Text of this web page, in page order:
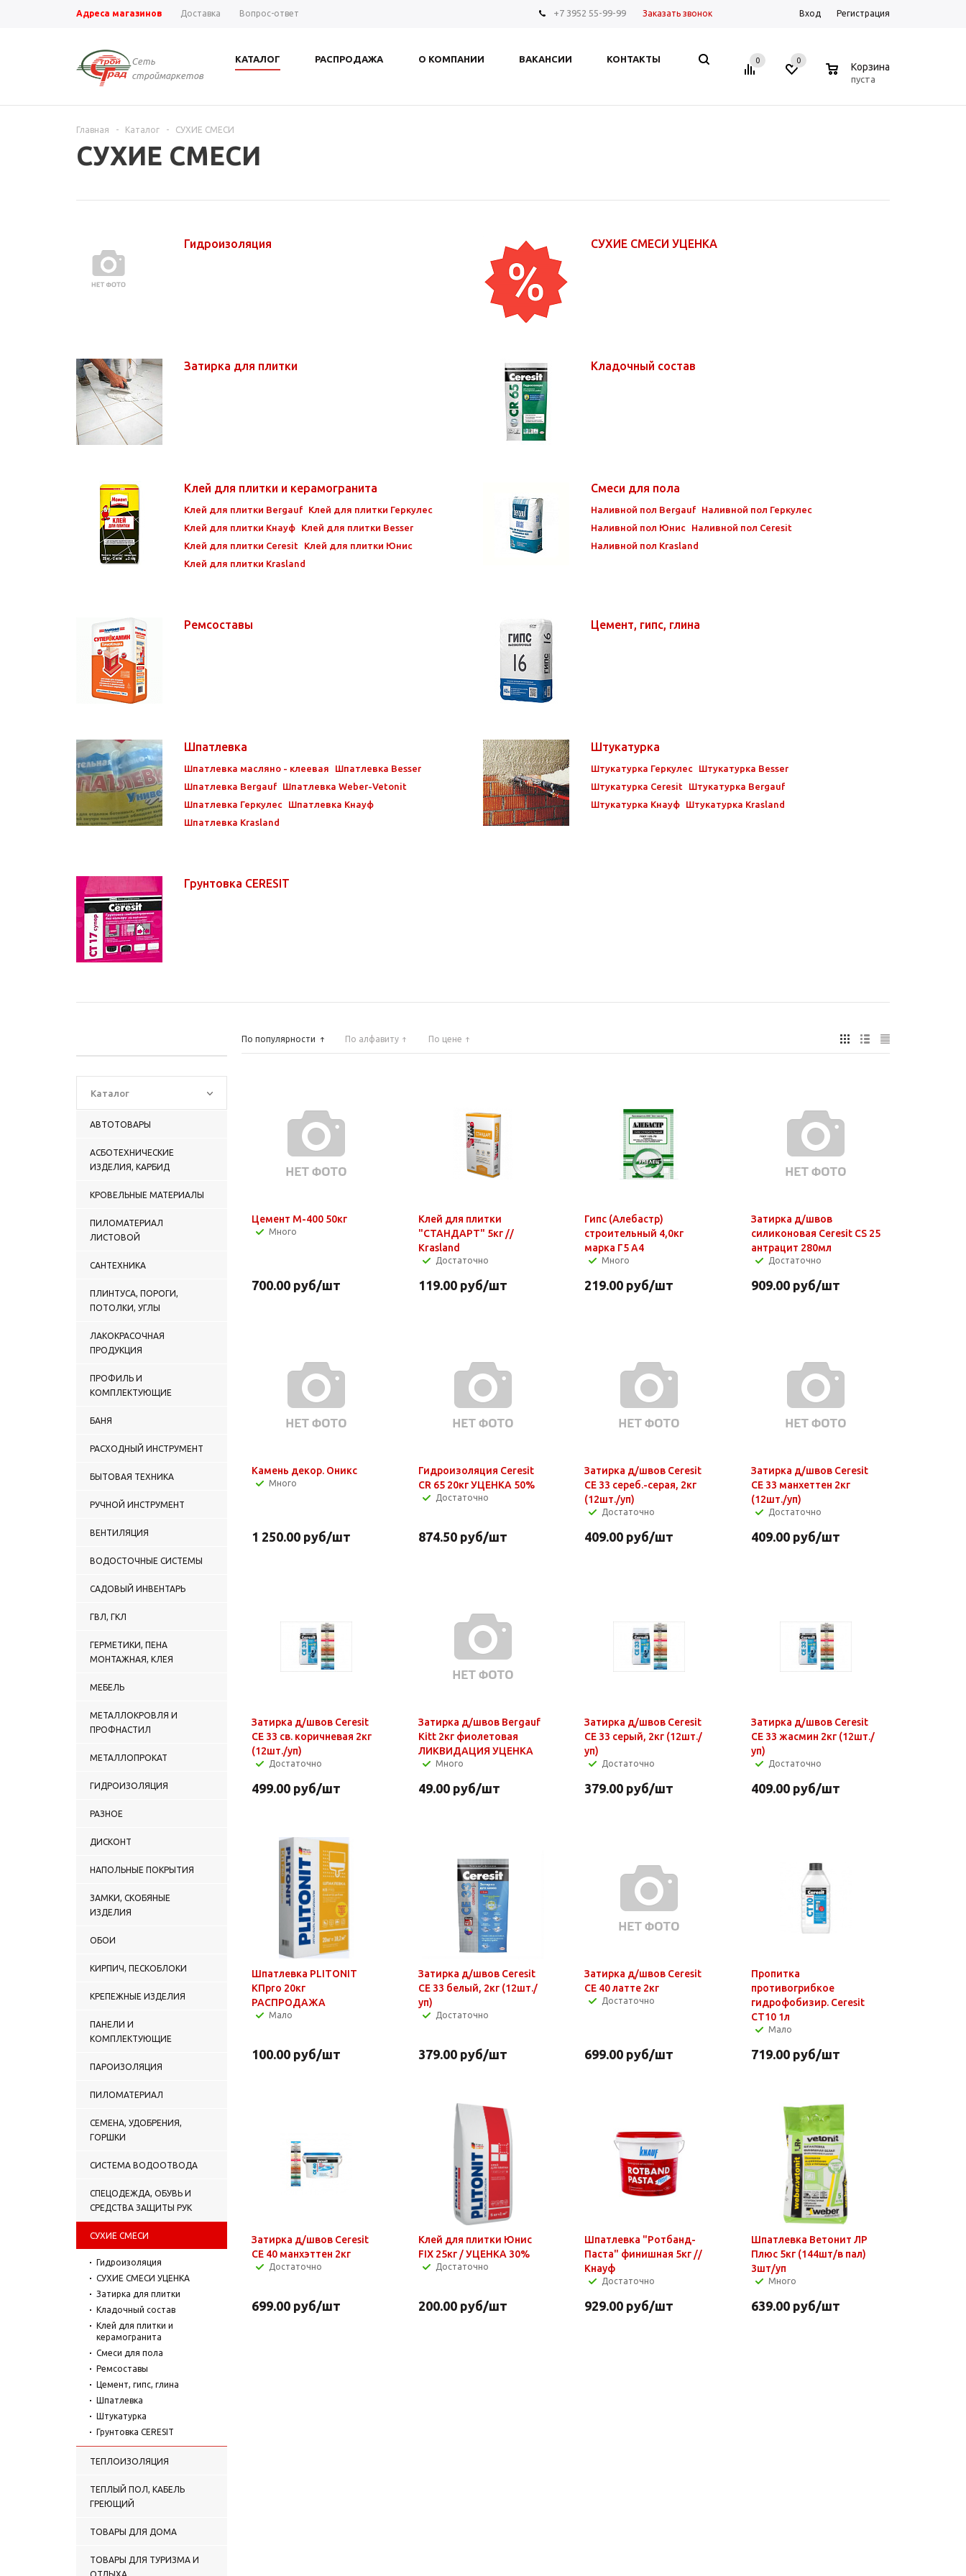
Адреса магазинов Доставка Вопрос-ответ +7 3952 55-99-99 Заказать звонок Вход Регистрация
Сеть
строймаркетов
КАТАЛОГ РАСПРОДАЖА О КОМПАНИИ ВАКАНСИИ КОНТАКТЫ 0 0
Корзина
пуста
Главная - Каталог - СУХИЕ СМЕСИ
СУХИЕ СМЕСИ
Гидроизоляция СУХИЕ СМЕСИ УЦЕНКА
Затирка для плитки Кладочный состав
Клей для плитки и керамогранита
Клей для плитки Bergauf
Клей для плитки Геркулес
Клей для плитки Кнауф
Клей для плитки Besser
Клей для плитки Ceresit
Клей для плитки Юнис
Клей для плитки Krasland
Смеси для пола
Наливной пол Bergauf
Наливной пол Геркулес
Наливной пол Юнис
Наливной пол Ceresit
Наливной пол Krasland
Ремсоставы Цемент, гипс, глина
Шпатлевка
Шпатлевка масляно - клеевая
Шпатлевка Besser
Шпатлевка Bergauf
Шпатлевка Weber-Vetonit
Шпатлевка Геркулес
Шпатлевка Кнауф
Шпатлевка Krasland
Штукатурка
Штукатурка Геркулес
Штукатурка Besser
Штукатурка Ceresit
Штукатурка Bergauf
Штукатурка Кнауф
Штукатурка Krasland
Грунтовка CERESIT
Каталог
АВТОТОВАРЫ
АСБОТЕХНИЧЕСКИЕ
ИЗДЕЛИЯ, КАРБИД
КРОВЕЛЬНЫЕ МАТЕРИАЛЫ
ПИЛОМАТЕРИАЛ
ЛИСТОВОЙ
САНТЕХНИКА
ПЛИНТУСА, ПОРОГИ,
ПОТОЛКИ, УГЛЫ
ЛАКОКРАСОЧНАЯ
ПРОДУКЦИЯ
ПРОФИЛЬ И
КОМПЛЕКТУЮЩИЕ
БАНЯ
РАСХОДНЫЙ ИНСТРУМЕНТ
БЫТОВАЯ ТЕХНИКА
РУЧНОЙ ИНСТРУМЕНТ
ВЕНТИЛЯЦИЯ
ВОДОСТОЧНЫЕ СИСТЕМЫ
САДОВЫЙ ИНВЕНТАРЬ
ГВЛ, ГКЛ
ГЕРМЕТИКИ, ПЕНА
МОНТАЖНАЯ, КЛЕЯ
МЕБЕЛЬ
МЕТАЛЛОКРОВЛЯ И
ПРОФНАСТИЛ
МЕТАЛЛОПРОКАТ
ГИДРОИЗОЛЯЦИЯ
РАЗНОЕ
ДИСКОНТ
НАПОЛЬНЫЕ ПОКРЫТИЯ
ЗАМКИ, СКОБЯНЫЕ
ИЗДЕЛИЯ
ОБОИ
КИРПИЧ, ПЕСКОБЛОКИ
КРЕПЕЖНЫЕ ИЗДЕЛИЯ
ПАНЕЛИ И
КОМПЛЕКТУЮЩИЕ
ПАРОИЗОЛЯЦИЯ
ПИЛОМАТЕРИАЛ
СЕМЕНА, УДОБРЕНИЯ,
ГОРШКИ
СИСТЕМА ВОДООТВОДА
СПЕЦОДЕЖДА, ОБУВЬ И
СРЕДСТВА ЗАЩИТЫ РУК
СУХИЕ СМЕСИ
Гидроизоляция
СУХИЕ СМЕСИ УЦЕНКА
Затирка для плитки
Кладочный состав
Клей для плитки и
керамогранита
Смеси для пола
Ремсоставы
Цемент, гипс, глина
Шпатлевка
Штукатурка
Грунтовка CERESIT
ТЕПЛОИЗОЛЯЦИЯ
ТЕПЛЫЙ ПОЛ, КАБЕЛЬ
ГРЕЮЩИЙ
ТОВАРЫ ДЛЯ ДОМА
ТОВАРЫ ДЛЯ ТУРИЗМА И
ОТДЫХА
По популярности По алфавиту По цене
Цемент М-400 50кг
Много
700.00 руб/шт
Клей для плитки
"СТАНДАРТ" 5кг //
Krasland
Достаточно
119.00руб/шт
Гипс (Алебастр)
строительный 4,0кг
марка Г5 А4
Много
219.00 руб/шт
Затирка д/швов
силиконовая Ceresit CS 25
антрацит 280мл
Достаточно
909.00руб/шт
Камень декор. Оникс
Много
1 250.00 руб/шт
Гидроизоляция Ceresit
CR 65 20кг УЦЕНКА 50%
Достаточно
874.50руб/шт
Затирка д/швов Ceresit
СЕ 33 сереб.-серая, 2кг
(12шт./уп)
Достаточно
409.00 руб/шт
Затирка д/швов Ceresit
СЕ 33 манхеттен 2кг
(12шт./уп)
Достаточно
409.00руб/шт
Затирка д/швов Ceresit
СЕ 33 св. коричневая 2кг
(12шт./уп)
Достаточно
499.00 руб/шт
Затирка д/швов Bergauf
Kitt 2кг фиолетовая
ЛИКВИДАЦИЯ УЦЕНКА
Много
49.00руб/шт
Затирка д/швов Ceresit
СЕ 33 серый, 2кг (12шт./
уп)
Достаточно
379.00 руб/шт
Затирка д/швов Ceresit
СЕ 33 жасмин 2кг (12шт./
уп)
Достаточно
409.00руб/шт
Шпатлевка PLITONIT
KПpro 20кг
РАСПРОДАЖА
Мало
100.00 руб/шт
Затирка д/швов Ceresit
СЕ 33 белый, 2кг (12шт./
уп)
Достаточно
379.00руб/шт
Затирка д/швов Ceresit
СЕ 40 латте 2кг
Достаточно
699.00 руб/шт
Пропитка
противогрибкое
гидрофобизир. Сeresit
СТ10 1л
Мало
719.00руб/шт
Затирка д/швов Ceresit
СЕ 40 манхэттен 2кг
Достаточно
699.00 руб/шт
Клей для плитки Юнис
FIX 25кг / УЦЕНКА 30%
Достаточно
200.00руб/шт
Шпатлевка "Ротбанд-
Паста" финишная 5кг //
Кнауф
Достаточно
929.00 руб/шт
Шпатлевка Ветонит ЛР
Плюс 5кг (144шт/в пал)
3шт/уп
Много
639.00руб/шт